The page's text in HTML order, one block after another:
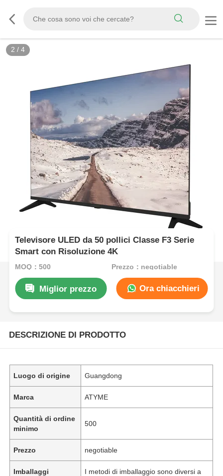
2 / 4
Televisore ULED da 50 pollici Classe F3 Serie
Smart con Risoluzione 4K
MOQ：500 Prezzo：negotiable
Miglior prezzo Ora chiacchieri
DESCRIZIONE DI PRODOTTO
Luogo di origine Guangdong
Marca ATYME
Quantità di ordine
minimo
500
Prezzo negotiable
Imballaggi
I metodi di imballaggio sono diversi a